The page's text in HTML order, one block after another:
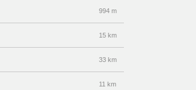
994 m
15 km
33 km
11 km